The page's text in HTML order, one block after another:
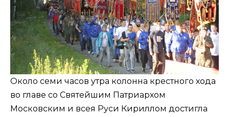
Около семи часов утра колонна крестного хода
во главе со Святейшим Патриархом
Московским и всея Руси Кириллом достигла